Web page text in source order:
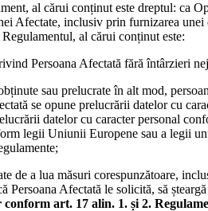
al cărui conținut este dreptul: ca
Afectate, inclusiv prin furnizarea
al cărui conținut este:
Persoana Afectată fără întârzieri
sau prelucrate în alt mod,
se opune prelucrării datelor cu
datelor cu caracter personal
legii Uniunii Europene sau a legii
de a lua măsuri corespunzătoare,
Afectată le solicită, să
art. 17 alin. 1. și 2.